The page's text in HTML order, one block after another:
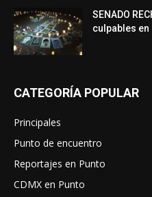
SENADO
culpables en
CATEGORÍA POPULAR
Principales
Punto de encuentro
Reportajes en Punto
CDMX en Punto